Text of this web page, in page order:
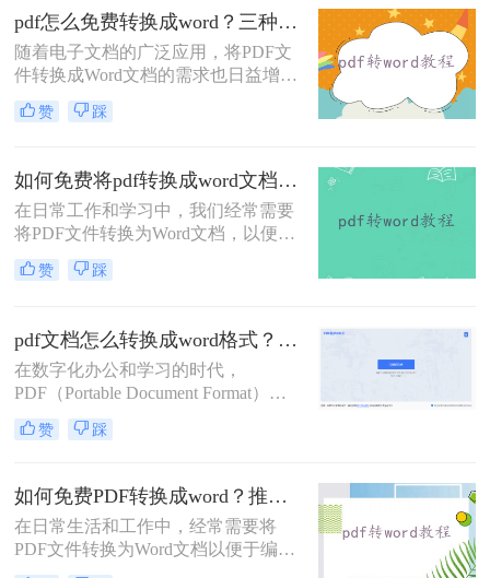
求。那么电脑上pdf怎么转换成word免
费呢？以下是三种免费将PDF转换成
Word的方法。
pdf怎么免费转换成word？三种方法任你选择！
随着电子文档的广泛应用，将PDF文
件转换成Word文档的需求也日益增
长。虽然有一些付费软件能够提供高
质量的转换效果，但对于一些用户来
的。那么pdf怎么免费转换成word呢？
以下是三种将PDF文件免费转换成
Word文档的方法，让您无需付费即可
实现格式转换。
赞 踩
如何免费将pdf转换成word文档？分享两个实用转换方法！
在日常工作和学习中，我们经常需要
将PDF文件转换为Word文档，以便进
行编辑、修改或格式调整。虽然市面
上有许多专业的PDF转Word工具，但
可以实现PDF到Word的转换。那么如
何免费将pdf转换成word文档呢？本文
将详细介绍几种免费将PDF转换成
Word文档的方法，帮助用户轻松完成
转换任务。
赞 踩
pdf文档怎么转换成word格式？这4种转换方法快来看！
在数字化办公和学习的时代，
PDF（Portable Document Format）因
其跨平台、保持文档原貌的特性而广
受欢迎。然而，有时我们需要对PDF
为Word格式就显得尤为重要。那么
pdf文档怎么转换成word格式呢？本文
将详细介绍几种将PDF文档转换成
Word格式的方法，帮助用户轻松完成
赞 踩
如何免费PDF转换成word？推荐3个实用转换方法！
在日常生活和工作中，经常需要将
PDF文件转换为Word文档以便于编辑
和修改。幸运的是，有多种免费的方